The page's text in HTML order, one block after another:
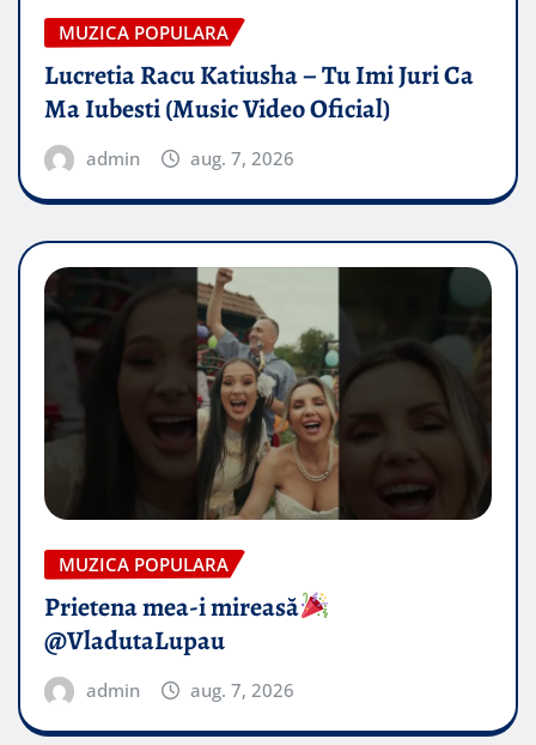
MUZICA POPULARA
Lucretia Racu Katiusha – Tu Imi Juri Ca
Ma Iubesti (Music Video Oficial)
admin aug. 7, 2026
MUZICA POPULARA
Prietena mea-i mireasă​
@VladutaLupau
admin aug. 7, 2026